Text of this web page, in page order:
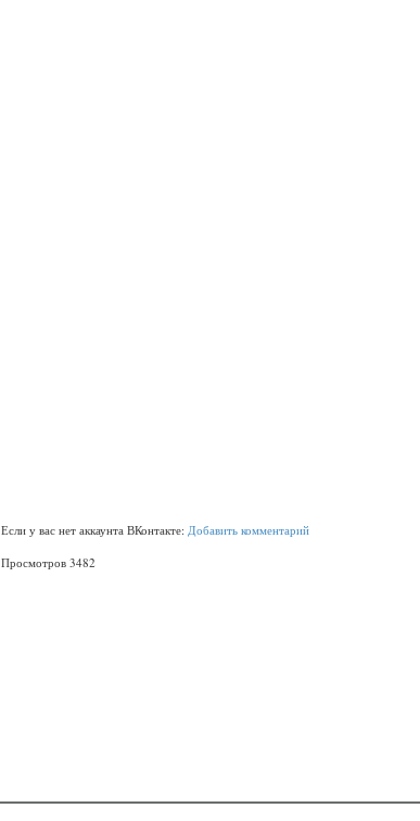
Если у вас нет аккаунта ВКонтакте:Добавить комментарий
Просмотров 3482